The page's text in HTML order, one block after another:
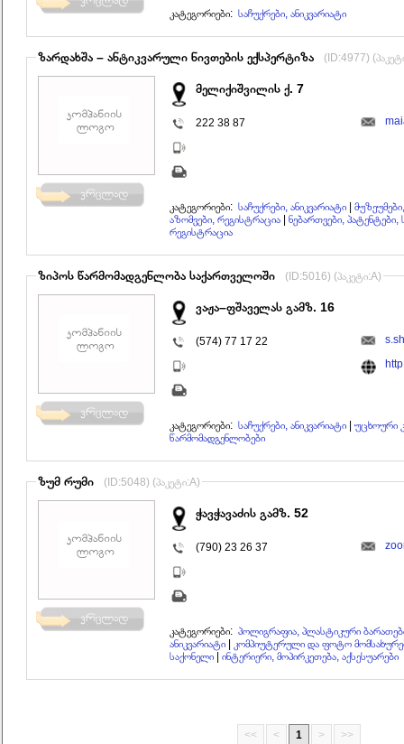
კატეგორიები: საჩუქრები, ანიკვარიატი
ზარდახშა – ანტიკვარული ნივთების ექსპერტიზა (ID:4977)
მელიქიშვილის ქ. 7
222 38 87
კატეგორიები: საჩუქრები, ანიკვარიატი
აზომვები, რეგისტრაცია
ნებართვები,
რეგისტრაცია
ზიპოს წარმომადგენლობა საქართველოში (ID:5016) (პაკეტი:A)
ვაჟა–ფშაველას გამზ. 16
(574) 77 17 22
კატეგორიები: საჩუქრები, ანიკვარიატი
უცხოური
წარმომადგენლობები
ზუმ რუმი (ID:5048) (პაკეტი:A)
ჭავჭავაძის გამზ. 52
(790) 23 26 37
კატეგორიები: პოლიგრაფია, პლასტიკური
ანიკვარიატი
კომპიუტერული და ფოტო
საქონელი
ინტერიერი, მოპირკეთება, აქსესუარები
<< < 1 > >>